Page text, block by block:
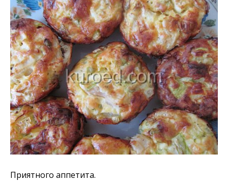
Приятного аппетита.